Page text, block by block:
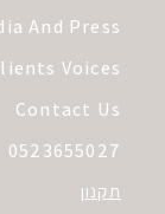
And Press
Voices
Contact Us
0523655027
תקנון